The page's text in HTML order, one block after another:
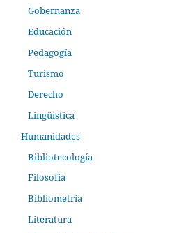
Gobernanza
Educación
Pedagogía
Turismo
Derecho
Lingüística
Humanidades
Bibliotecología
Filosofía
Bibliometría
Literatura